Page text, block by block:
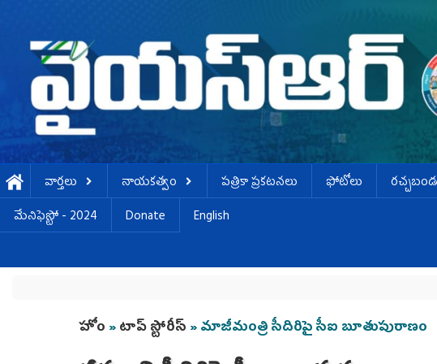
వార్తలు నాయకత్వం పత్రికా ప్రకటనలు ఫోటోలు
మేనిఫెస్టో - 2024
Donate English
You are here
హోం »టాప్ స్టోరీస్ » మాజీమంత్రి సీదిరిపై సీఐ బూతుపురాణం